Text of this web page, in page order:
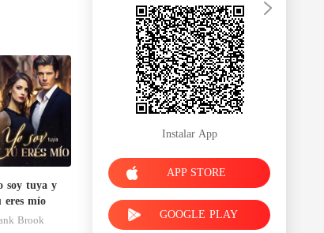
soy tuya y
eres mío
Brook
Instalar App
APP STORE
GOOGLE PLAY